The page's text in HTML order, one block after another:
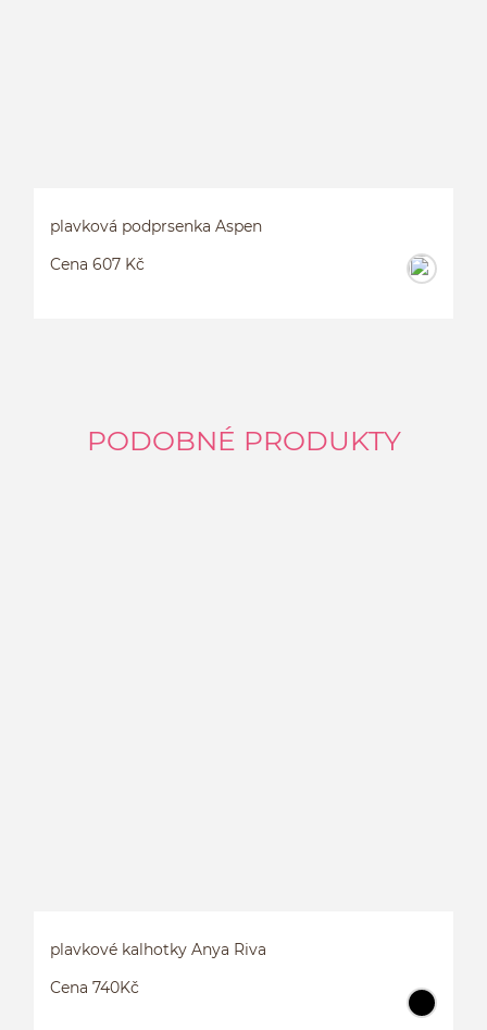
plavková podprsenka Aspen
Cena 607 Kč
PODOBNÉ PRODUKTY
plavkové kalhotky Anya Riva
Cena 740Kč